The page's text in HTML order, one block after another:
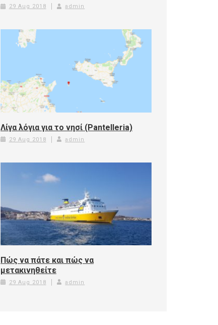
29 Aug 2018 admin
Λίγα λόγια για το νησί (Pantelleria)
29 Aug 2018 admin
Πώς να πάτε και πώς να
μετακινηθείτε
29 Aug 2018 admin